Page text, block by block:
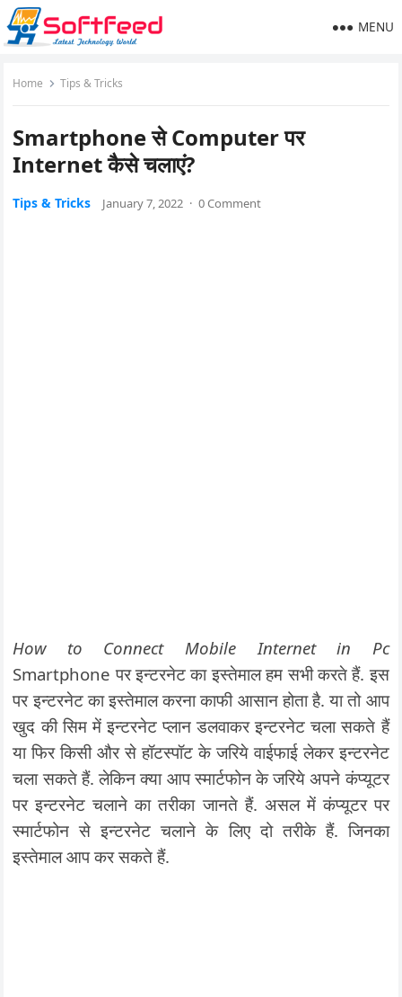
MENU
Home Tips & Tricks
Smartphone से Computer पर
Internet कैसे चलाएं?
Tips & Tricks January 7, 2022 · 0 Comment
How to Connect Mobile Internet in Pc
Smartphone पर इन्टरनेट का इस्तेमाल हम सभी करते हैं. इस
पर इन्टरनेट का इस्तेमाल करना काफी आसान होता है. या तो आप
खुद की सिम में इन्टरनेट प्लान डलवाकर इन्टरनेट चला सकते हैं
या फिर किसी और से हॉटस्पॉट के जरिये वाईफाई लेकर इन्टरनेट
चला सकते हैं. लेकिन क्या आप स्मार्टफोन के जरिये अपने कंप्यूटर
पर इन्टरनेट चलाने का तरीका जानते हैं. असल में कंप्यूटर पर
स्मार्टफोन से इन्टरनेट चलाने के लिए दो तरीके हैं. जिनका
इस्तेमाल आप कर सकते हैं.